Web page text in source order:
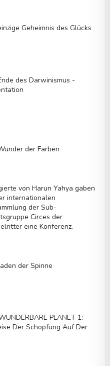
Geheimnis des Glücks
des Darwinismus -
der Farben
von Harun Yahya gaben
internationalen
der Sub-
Circes der
eine Konferenz.
der Spinne
PLANET 1:
Der Schopfung Auf Der